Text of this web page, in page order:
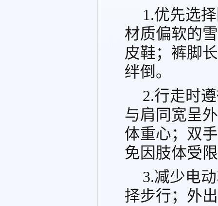
1.优先选
材质偏软的
皮鞋；裤脚
绊倒。
2.行走时
与肩同宽呈
体重心；双
免因肢体受
3.减少电
择步行；外